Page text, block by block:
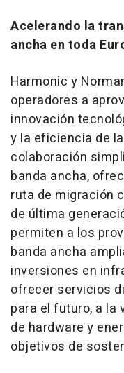
Acelerando la
ancha en toda
Harmonic y
operadores a
innovación
y la eficiencia de
colaboración
banda ancha,
ruta de migración
de última
permiten a los
banda ancha
inversiones en
ofrecer servicios
para el futuro, a la
de hardware y
objetivos de